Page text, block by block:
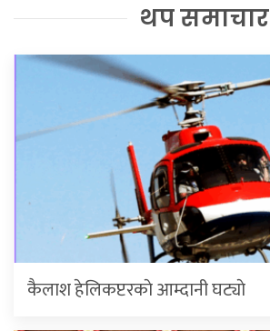
थप समाचार
कैलाश हेलिकप्टरकाे आम्दानी घट्याे